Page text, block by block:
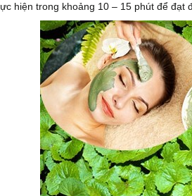
hiện trong khoảng 10 – 15 phút để đạt